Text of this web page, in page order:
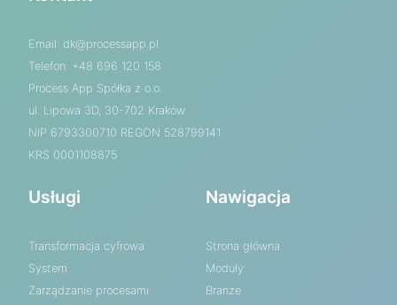
Email: dk@processapp.pl
Telefon: +48 696 120 158
Process App Spółka z o.o.
ul. Lipowa 3D, 30-702 Kraków
NIP 6793300710 REGON 528799141
KRS 0001108875
Usługi
Transformacja cyfrowa
System
Zarządzanie procesami
Nawigacja
Strona główna
Moduły
Branże